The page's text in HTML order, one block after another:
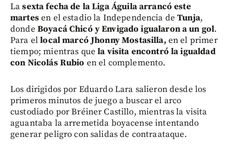
Lasexta fecha de la Liga Águila arrancó este
martesen el estadio la Independencia de Tunja,
donde Boyacá Chicó y Envigado igualaron a un gol.
Para ellocal marcó Jhonny Mostasilla, en el primer
tiempo; mientras quela visita encontró la igualdad
con Nicolás Rubio en el complemento.
Los dirigidos por Eduardo Lara salieron desde los
primeros minutos de juego a buscar el arco
custodiado por Bréiner Castillo, mientras la visita
aguantaba la arremetida boyacense intentando
generar peligro con salidas de contraataque.